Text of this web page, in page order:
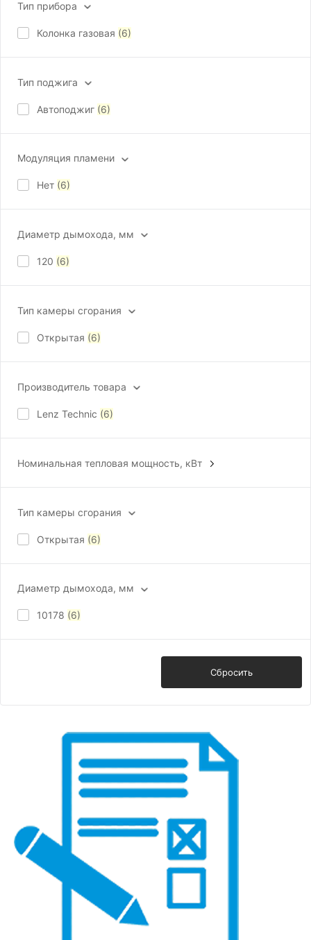
Тип прибора
Колонка газовая (6)
Тип поджига
Автоподжиг (6)
Модуляция пламени
Нет (6)
Диаметр дымохода, мм
120 (6)
Тип камеры сгорания
Открытая (6)
Производитель товара
Lenz Technic (6)
Номинальная тепловая мощность, кВт
Тип камеры сгорания
Открытая (6)
Диаметр дымохода, мм
10178 (6)
Сбросить